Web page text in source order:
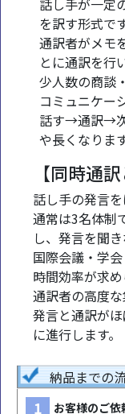
話し手が一定
を訳す形式です
通訳者がメモ
とに通訳を行
少人数の商談
コミュニケー
話す→通訳→
や長くなりま
【同時通訳
話し手の発言
通常は3名体制
し、発言を聞
国際会議・学
時間効率が求め
通訳者の高度
発言と通訳が
に進行します。
納品までの
1 お客様のご依